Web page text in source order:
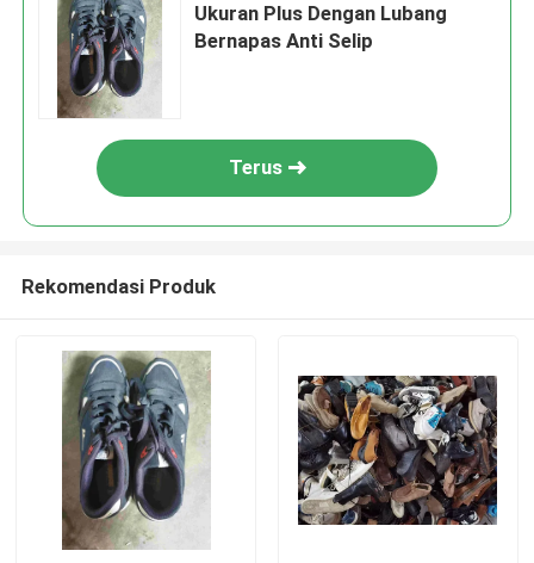
Ukuran Plus Dengan Lubang
Bernapas Anti Selip
Terus
Rekomendasi Produk